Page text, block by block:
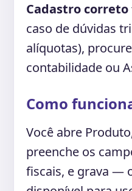
Cadastro
caso de dúvidas
alíquotas),
contabilidade ou
Como
Você abre
preenche os
fiscais, e grava —